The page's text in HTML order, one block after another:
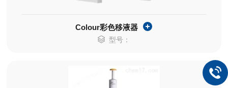
Colour彩色移液器
型号：